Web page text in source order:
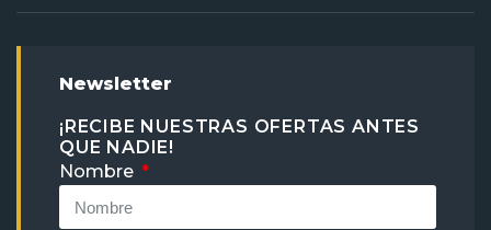
Newsletter
¡RECIBE NUESTRAS OFERTAS ANTES
QUE NADIE!
Nombre